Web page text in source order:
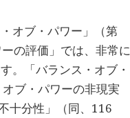
オブ・パワー」（第
の評価」では、非常に
。「バランス・オブ・
ブ・パワーの非現実
十分性」（同、116